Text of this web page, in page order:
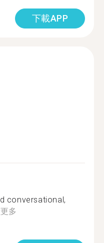
下載APP
conversational,
多